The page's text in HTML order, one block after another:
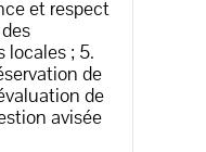
et respect
locales ; 5.
de
de
avisée